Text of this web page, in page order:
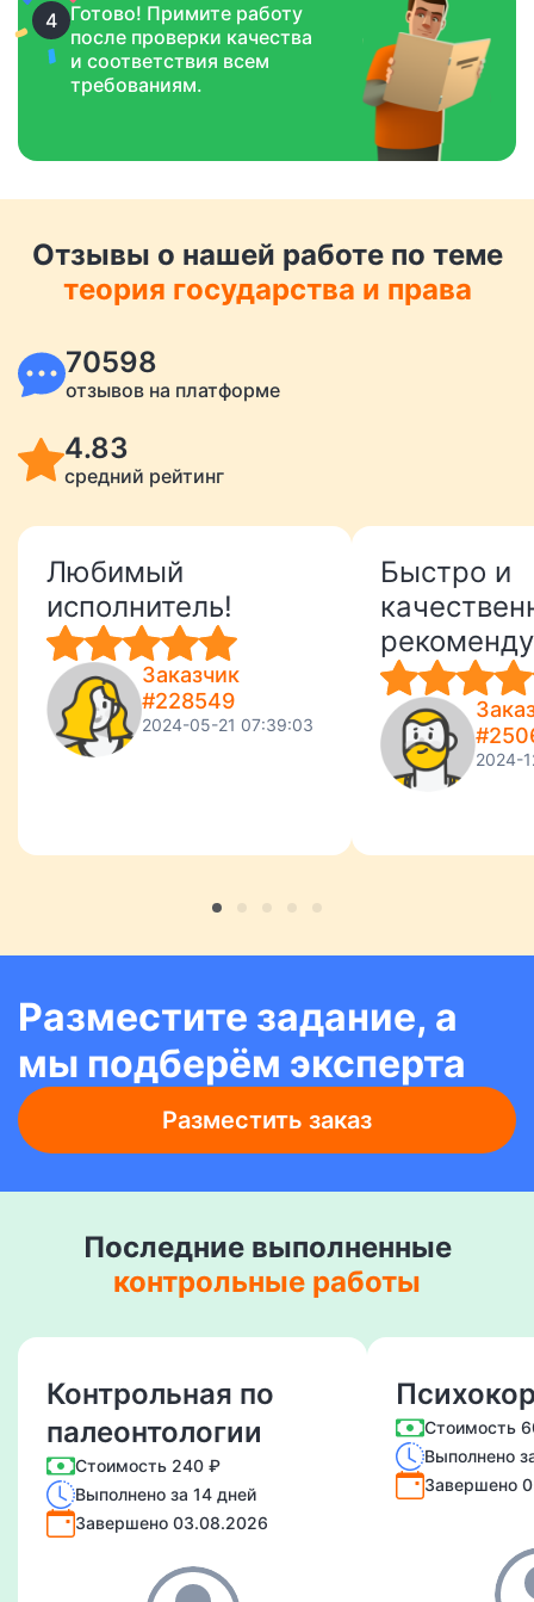
4 Готово! Примите работу
после проверки качества
и соответствия всем
требованиям.
Отзывы о нашей работе по теме
теория государства и права
70598
отзывов на платформе
4.83
средний рейтинг
Любимый
исполнитель!
Заказчик
#228549
2024-05-21 07:39:03
Быстро и
2024-
Разместите задание, а
мы подберём эксперта
Разместить заказ
Последние выполненные
контрольные работы
Контрольная по
палеонтологии
Стоимость 240 ₽
Выполнено за 14 дней
Завершено 03.08.2026
Стоимость
Выполнено
Завершено